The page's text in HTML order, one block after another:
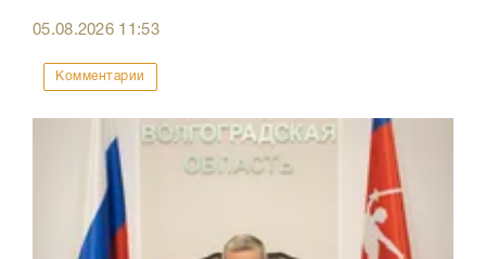
05.08.2026 11:53
Комментарии